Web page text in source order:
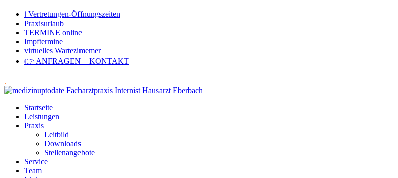
ℹ Vertretungen-Öffnungszeiten
Praxisurlaub
TERMINE online
Impftermine
virtuelles Wartezimemer
👉 ANFRAGEN – KONTAKT
.
Startseite
Leistungen
Praxis
Leitbild
Downloads
Stellenangebote
Service
Team